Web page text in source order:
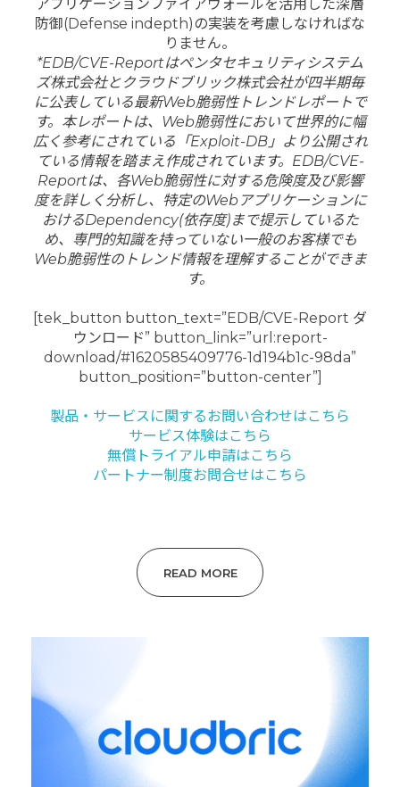
アプリケーションファイアウォールを活用した深層
防御(Defense indepth)の実装を考慮しなければな
りません。
*EDB/CVE-Reportはペンタセキュリティシステム
ズ株式会社とクラウドブリック株式会社が四半期毎
に公表している最新Web脆弱性トレンドレポートで
す。本レポートは、Web脆弱性において世界的に幅
広く参考にされている「Exploit-DB」より公開され
ている情報を踏まえ作成されています。EDB/CVE-
Reportは、各Web脆弱性に対する危険度及び影響
度を詳しく分析し、特定のWebアプリケーションに
おけるDependency(依存度)まで提示しているた
め、専門的知識を持っていない一般のお客様でも
Web脆弱性のトレンド情報を理解することができま
す。
[tek_button button_text=”EDB/CVE-Report ダ
ウンロード” button_link=”url:report-
download/#1620585409776-1d194b1c-98da”
button_position=”button-center”]
製品・サービスに関するお問い合わせはこちら
サービス体験はこちら
無償トライアル申請はこちら
パートナー制度お問合せはこちら
READ MORE